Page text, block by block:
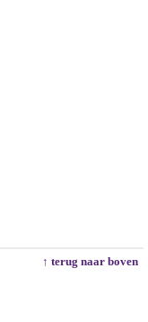
↑ terug naar boven